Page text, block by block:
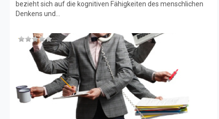
bezieht sich auf die kognitiven Fähigkeiten des menschlichen
Denkens und...